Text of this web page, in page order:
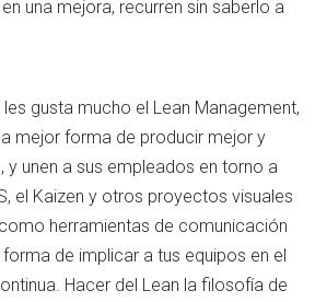
una mejora, recurren sin saberlo a
gusta mucho el Lean Management,
mejor forma de producir mejor y
y unen a sus empleados en torno a
el Kaizen y otros proyectos visuales
herramientas de comunicación
forma de implicar a tus equipos en el
Hacer del Lean la filosofía de